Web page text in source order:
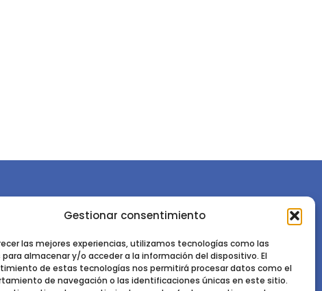
Gestionar consentimiento
las mejores experiencias, utilizamos tecnologías como las
para almacenar y/o acceder a la información del dispositivo. El
de estas tecnologías nos permitirá procesar datos como el
de navegación o las identificaciones únicas en este sitio.
por la Sociedad Española de Ciencias Forestales
Instituto de Ciencias Forestales, INIA-CSIC
Ctra. de la Coruña km 7,5 - 28040 Madrid